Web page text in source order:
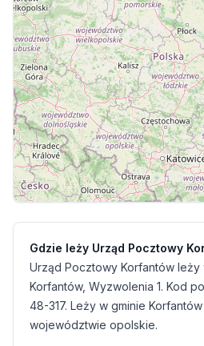
Gdzie leży Urząd Pocztowy
Urząd Pocztowy Korfantów leży
Korfantów, Wyzwolenia 1. Kod
48-317. Leży w gminie
województwie opolskie.